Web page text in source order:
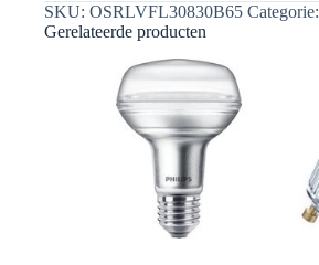
SKU: OSRLVFL30830B65 Categorie:
Gerelateerde producten